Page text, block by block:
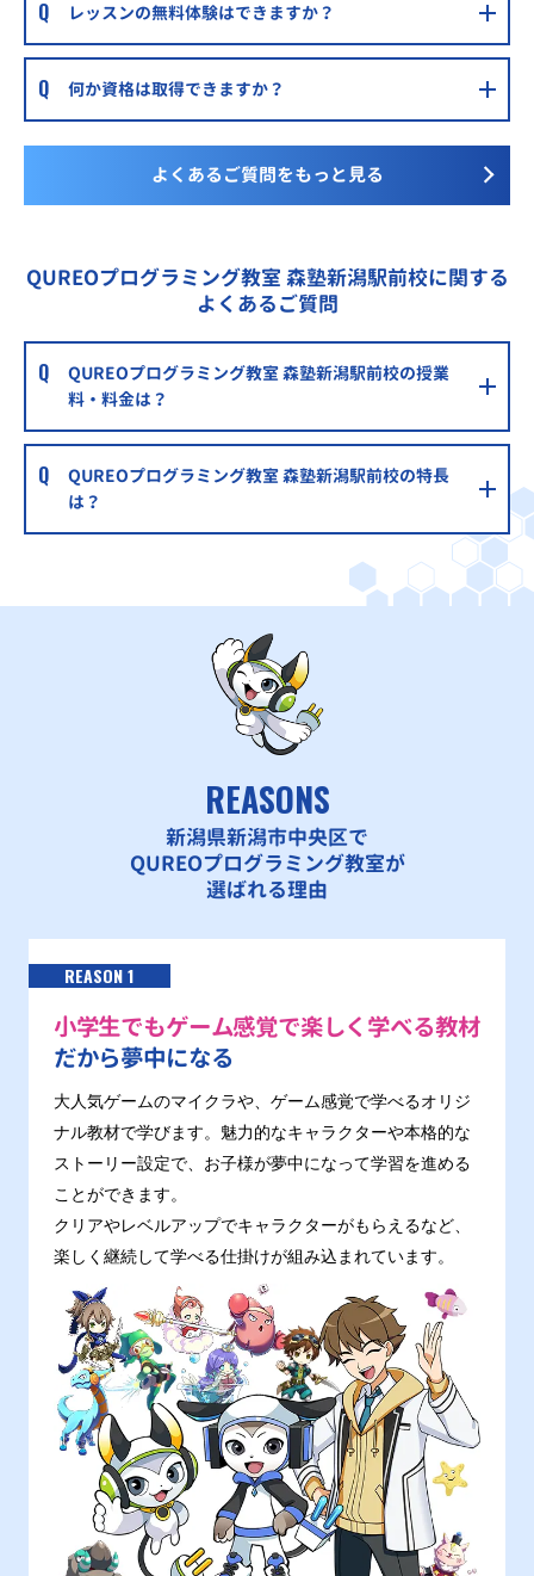
レッスンの無料体験はできますか？
何か資格は取得できますか？
よくあるご質問をもっと見る
QUREOプログラミング教室 森塾新潟駅前校に関する
よくあるご質問
QUREOプログラミング教室 森塾新潟駅前校の授業
料・料金は？
QUREOプログラミング教室 森塾新潟駅前校の特長
は？
REASONS
新潟県新潟市中央区で
QUREOプログラミング教室が
選ばれる理由
REASON 1
小学生でもゲーム感覚で楽しく学べる教材
だから夢中になる
大人気ゲームのマイクラや、ゲーム感覚で学べるオリジ
ナル教材で学びます。魅力的なキャラクターや本格的な
ストーリー設定で、お子様が夢中になって学習を進める
ことができます。
クリアやレベルアップでキャラクターがもらえるなど、
楽しく継続して学べる仕掛けが組み込まれています。